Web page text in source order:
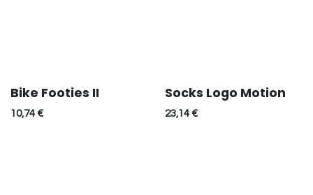
Bike Footies II
10,74 €
Socks Logo Motion
23,14€